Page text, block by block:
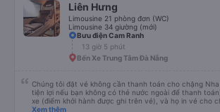
Liên Hưng
Limousine 21 phòng đơn (WC)
Limousine 34 giường (mới)
Bưu điện Cam Ranh
13 giờ 5 phút
Bến Xe Trung Tâm Đà Nẵng
Chúng tôi đặt vé không cần thanh toán cho chặng
tiện lợi nếu bạn không có thẻ nước ngoài để thanh
xe (điểm khởi hành được ghi trên vé), và họ in vé cho
Chúng tôi cũng quyết định mua vé chiều về trực tiếp
Xem thêm